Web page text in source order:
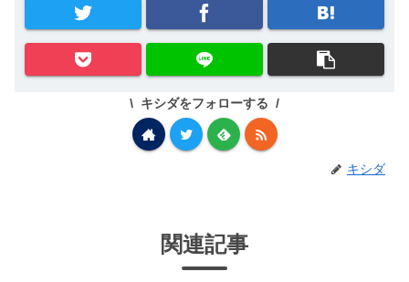
キシダをフォローする
キシダ
関連記事